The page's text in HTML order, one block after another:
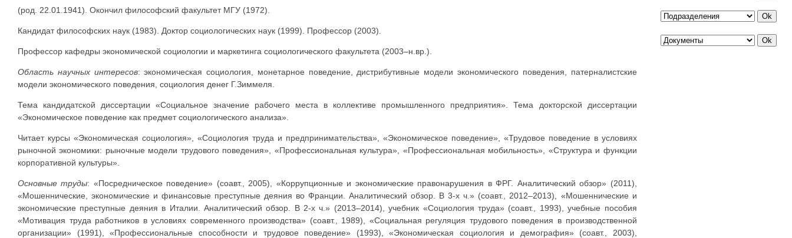
(род. 22.01.1941). Окончил философский факультет МГУ (1972).
Кандидат философских наук (1983). Доктор социологических наук (1999). Профессор (2003).
Профессор кафедры экономической социологии и маркетинга социологического факультета (2003–н.вр.).
Область научных интересов: экономическая социология, монетарное поведение, дистрибутивные модели экономического поведения, патерналистские
модели экономического поведения, социология денег Г.Зиммеля.
Тема кандидатской диссертации «Социальное значение рабочего места в коллективе промышленного предприятия». Тема докторской диссертации
«Экономическое поведение как предмет социологического анализа».
Читает курсы «Экономическая социология», «Социология труда и предпринимательства», «Экономическое поведение», «Трудовое поведение в условиях
рыночной экономики: рыночные модели трудового поведения», «Профессиональная культура», «Профессиональная мобильность», «Структура и функции
корпоративной культуры».
Основные труды: «Посредническое поведение» (соавт., 2005), «Коррупционные и экономические правонарушения в ФРГ. Аналитический обзор» (2011),
«Мошеннические, экономические и финансовые преступные деяния во Франции. Аналитический обзор. В 3-х ч.» (соавт., 2012–2013), «Мошеннические и
экономические преступные деяния в Италии. Аналитический обзор. В 2-х ч.» (2013–2014), учебник «Социология труда» (соавт., 1993), учебные пособия
«Мотивация труда работников в условиях современного производства» (соавт., 1989), «Социальная регуляция трудового поведения в производственной
организации» (1991), «Профессиональные способности и трудовое поведение» (1993), «Экономическая социология и демография» (соавт., 2003),